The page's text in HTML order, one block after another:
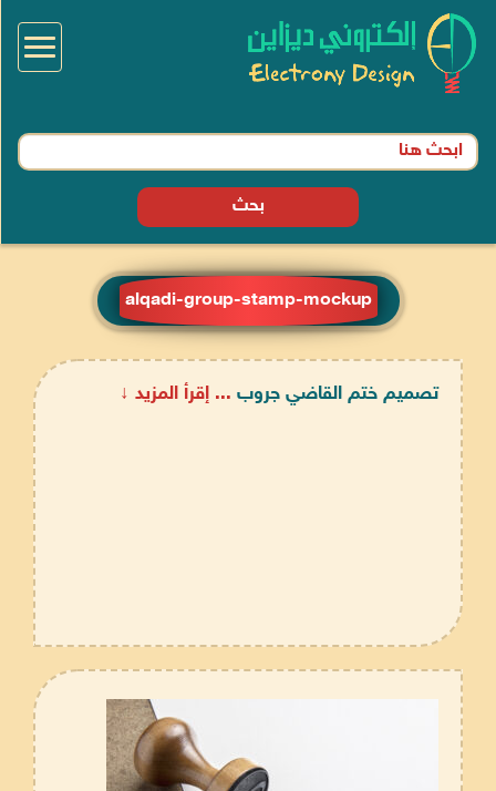
بحث
alqadi-group-stamp-mockup
تصميم ختم القاضي جروب ... إقرأ المزيد ↓